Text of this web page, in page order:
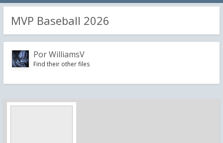
MVP Baseball 2026
PorWilliamsV
Find their other files